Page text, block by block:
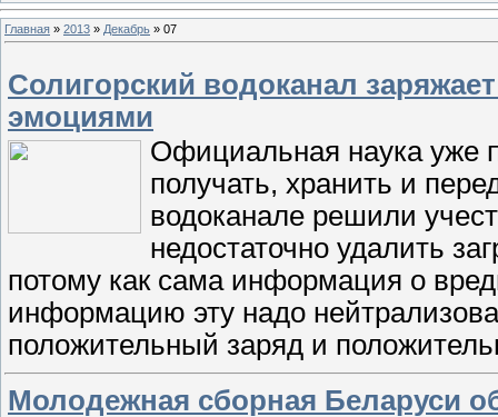
Главная » 2013 » Декабрь » 07
Солигорский водоканал
эмоциями
Официальная наука уже
получать, хранить и
водоканале решили
недостаточно удалить
потому как сама информация о
информацию эту надо
положительный заряд и
Молодежная сборная Беларуси